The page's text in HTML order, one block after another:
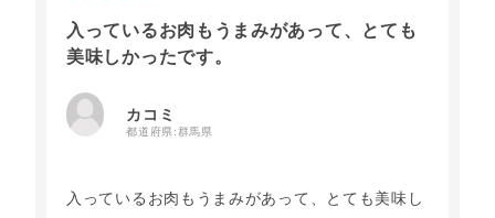
入っているお肉もうまみがあって、とても
美味しかったです。
カコミ
都道府県:群馬県
入っているお肉もうまみがあって、とても美味し